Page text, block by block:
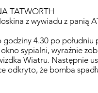
TATWORTH
z wywiadu z panią
4.30 po południu
sypialni, wyraźnie
Wiatru. Następnie
odkryto, że bomba